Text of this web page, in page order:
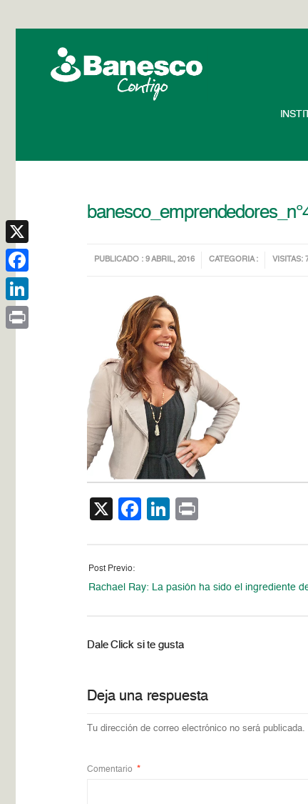
PUBLICADO : 9 ABRIL, 2016 CATEGORIA : VISITAS:
X Facebook
LinkedIn
Post Previo:
Rachael Ray: La pasión ha sido el ingrediente
Dale Click si te gusta
Deja una respuesta
Tu dirección de correo electrónico no será publicada.
Comentario *
X
Facebook
LinkedIn